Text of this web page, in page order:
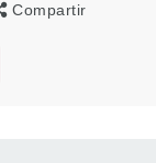
Compartir